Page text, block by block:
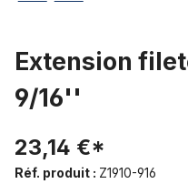
Extension
9/16''
23,14 €*
Réf. produit : Z1910-916